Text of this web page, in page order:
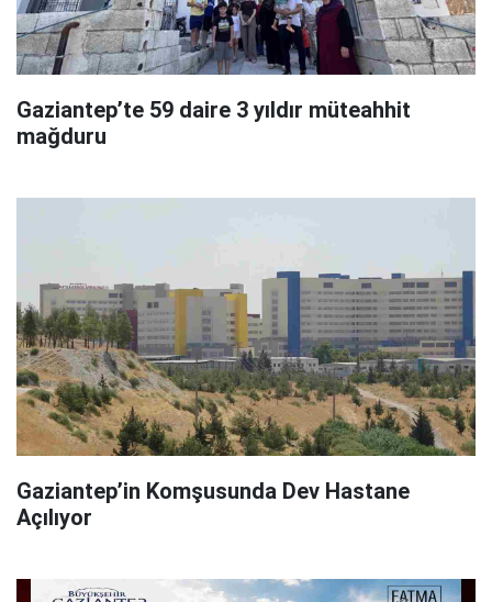
Gaziantep’te 59 daire 3 yıldır müteahhit
mağduru
Gaziantep’in Komşusunda Dev Hastane
Açılıyor